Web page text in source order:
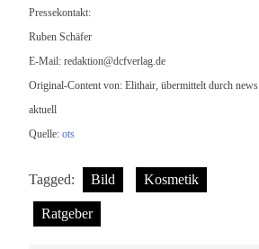
Pressekontakt:
Ruben Schäfer
E-Mail: redaktion@dcfverlag.de
Original-Content von: Elithair, übermittelt durch news
aktuell
Quelle: ots
Tagged: Bild Kosmetik
Ratgeber